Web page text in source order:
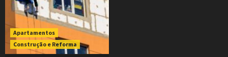
Apartamentos
Construção e Reforma